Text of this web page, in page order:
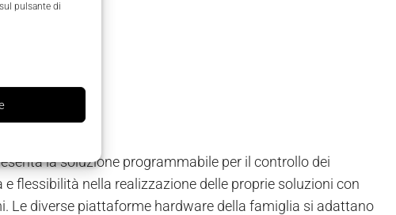
pulsante di
la soluzione programmabile per il controllo dei
flessibilità nella realizzazione delle proprie soluzioni con
Le diverse piattaforme hardware della famiglia si adattano